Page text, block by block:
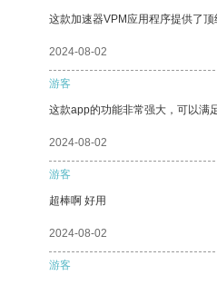
这款加速器VPM应用程序提供了顶
2024-08-02
游客
这款app的功能非常强大，可以满
2024-08-02
游客
超棒啊 好用
2024-08-02
游客